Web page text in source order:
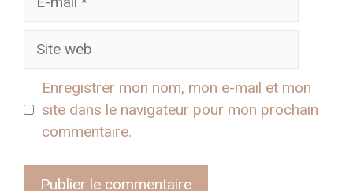
Enregistrer mon nom, mon e-mail et mon
site dans le navigateur pour mon prochain
commentaire.